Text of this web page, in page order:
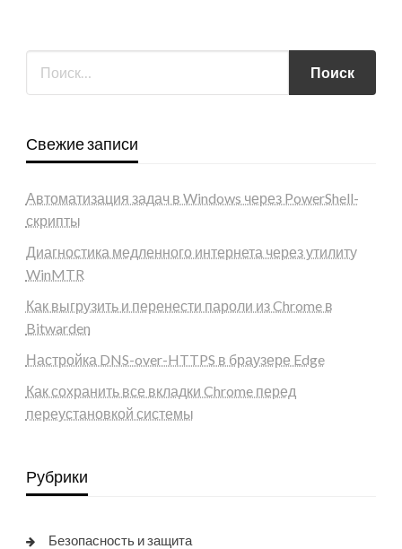
Свежие записи
Автоматизация задач в Windows через PowerShell-
скрипты
Диагностика медленного интернета через утилиту
WinMTR
Как выгрузить и перенести пароли из Chrome в
Bitwarden
Настройка DNS-over-HTTPS в браузере Edge
Как сохранить все вкладки Chrome перед
переустановкой системы
Рубрики
Безопасность и защита